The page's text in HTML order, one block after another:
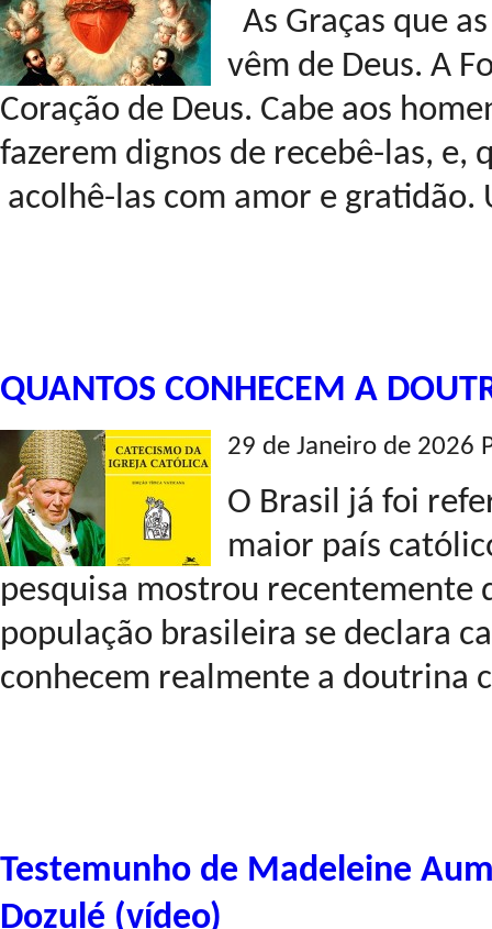
As Graças que
vêm de Deus. A
Coração de Deus. Cabe aos
fazerem dignos de recebê-las, e,
acolhê-las com amor e gratidão.
QUANTOS CONHECEM A
29 de Janeiro de 2026
O Brasil já foi
maior país
pesquisa mostrou recentemente
população brasileira se declara
conhecem realmente a doutrina
Testemunho de Madeleine
Dozulé (vídeo)